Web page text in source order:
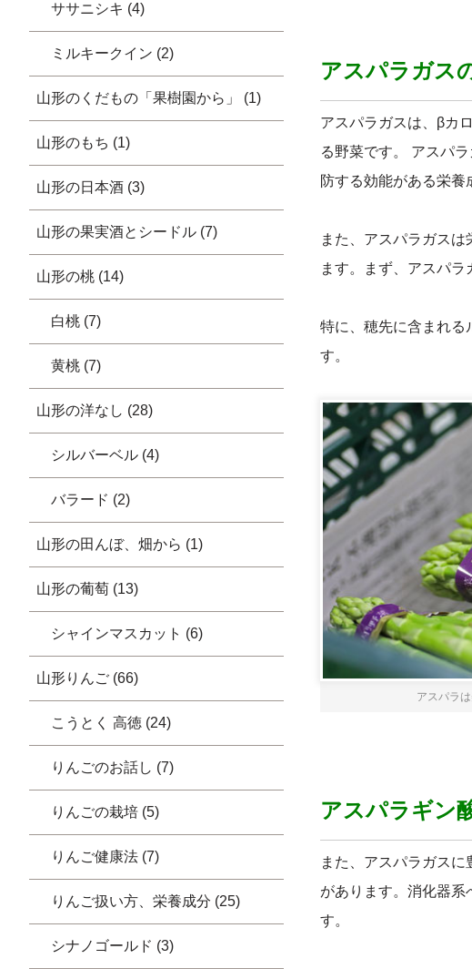
アスパラガス
アスパラガスは、βカ
る野菜です。 アスパ
防する効能がある栄養
また、アスパラガス
ます。まず、アスパ
特に、穂先に含まれる
す。
アスパラ
アスパラギン
また、アスパラガス
があります。消化器系
す。
ササニシキ (4)
ミルキークイン (2)
山形のくだもの「果樹園から」 (1)
山形のもち (1)
山形の日本酒 (3)
山形の果実酒とシードル (7)
山形の桃 (14)
白桃 (7)
黄桃 (7)
山形の洋なし (28)
シルバーベル (4)
バラード (2)
山形の田んぼ、畑から (1)
山形の葡萄 (13)
シャインマスカット (6)
山形りんご (66)
こうとく 高徳 (24)
りんごのお話し (7)
りんごの栽培 (5)
りんご健康法 (7)
りんご扱い方、栄養成分 (25)
シナノゴールド (3)